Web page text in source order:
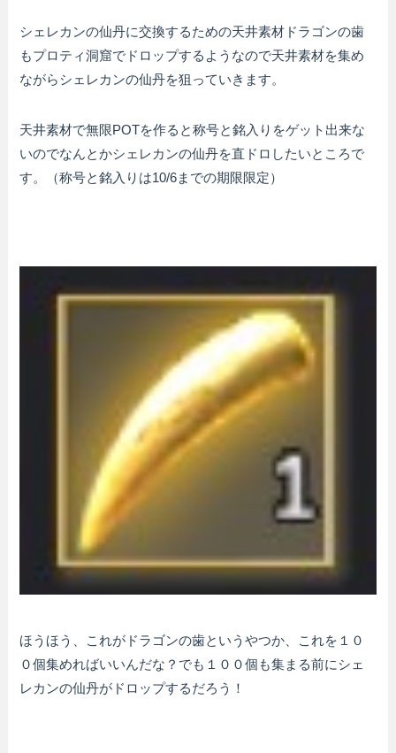
シェレカンの仙丹に交換するための天井素材ドラゴンの歯
もプロティ洞窟でドロップするようなので天井素材を集め
ながらシェレカンの仙丹を狙っていきます。
天井素材で無限POTを作ると称号と銘入りをゲット出来な
いのでなんとかシェレカンの仙丹を直ドロしたいところで
す。（称号と銘入りは10/6までの期限限定）
ほうほう、これがドラゴンの歯というやつか、これを１０
０個集めればいいんだな？でも１００個も集まる前にシェ
レカンの仙丹がドロップするだろう！